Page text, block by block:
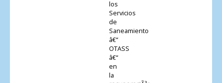
los
Servicios
de
Saneamiento
â€“
OTASS
â€“
en
la